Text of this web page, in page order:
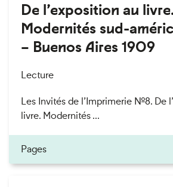
De l’exposition au livre.
Modernités sud-
– Buenos Aires 1909
Lecture
Les Invités de l’Imprimerie n°8. De
livre. Modernités ...
Pages